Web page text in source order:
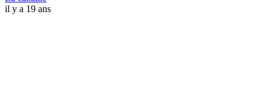
il y a 19 ans